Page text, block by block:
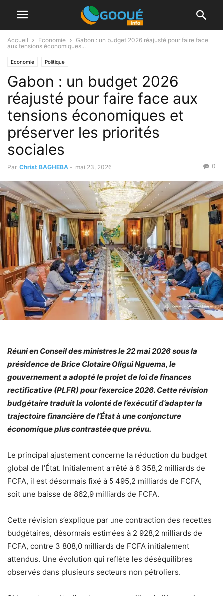
Accueil Economie
Gabon : un budget 2026 réajusté pour faire face
aux tensions économiques...
Economie Politique
Gabon : un budget 2026
réajusté pour faire face aux
tensions économiques et
préserver les priorités
sociales
Par Christ BAGHEBA - mai 23, 2026 0
Réuni en Conseil des ministres le 22 mai 2026 sous la
présidence de Brice Clotaire Oligui Nguema, le
gouvernement a adopté le projet de loi de finances
rectificative (PLFR) pour l’exercice 2026. Cette révision
budgétaire traduit la volonté de l’exécutif d’adapter la
trajectoire financière de l’État à une conjoncture
économique plus contrastée que prévu.
Le principal ajustement concerne la réduction du budget
global de l’État. Initialement arrêté à 6 358,2 milliards de
FCFA, il est désormais fixé à 5 495,2 milliards de FCFA,
soit une baisse de 862,9 milliards de FCFA.
Cette révision s’explique par une contraction des recettes
budgétaires, désormais estimées à 2 928,2 milliards de
FCFA, contre 3 808,0 milliards de FCFA initialement
attendus. Une évolution qui reflète les déséquilibres
observés dans plusieurs secteurs non pétroliers.